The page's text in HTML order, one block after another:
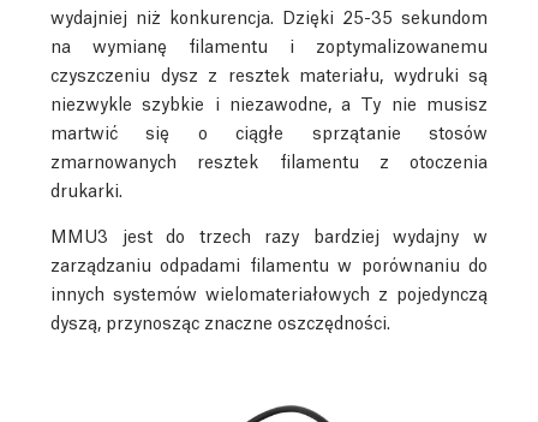
wydajniej niż konkurencja. Dzięki 25-35 sekundom
na wymianę filamentu i zoptymalizowanemu
czyszczeniu dysz z resztek materiału, wydruki są
niezwykle szybkie i niezawodne, a Ty nie musisz
martwić się o ciągłe sprzątanie stosów
zmarnowanych resztek filamentu z otoczenia
drukarki.
MMU3 jest do trzech razy bardziej wydajny w
zarządzaniu odpadami filamentu w porównaniu do
innych systemów wielomateriałowych z pojedynczą
dyszą, przynosząc znaczne oszczędności.